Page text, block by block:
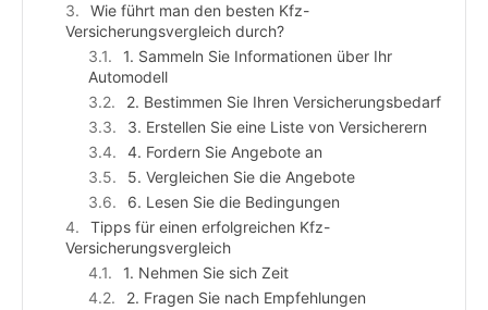
Wie führt man den besten Kfz-
Versicherungsvergleich durch?
1. Sammeln Sie Informationen über Ihr
Automodell
2. Bestimmen Sie Ihren Versicherungsbedarf
3. Erstellen Sie eine Liste von Versicherern
4. Fordern Sie Angebote an
5. Vergleichen Sie die Angebote
6. Lesen Sie die Bedingungen
Tipps für einen erfolgreichen Kfz-
Versicherungsvergleich
1. Nehmen Sie sich Zeit
2. Fragen Sie nach Empfehlungen